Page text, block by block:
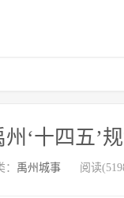
‘十四五’
禹州城事 阅读